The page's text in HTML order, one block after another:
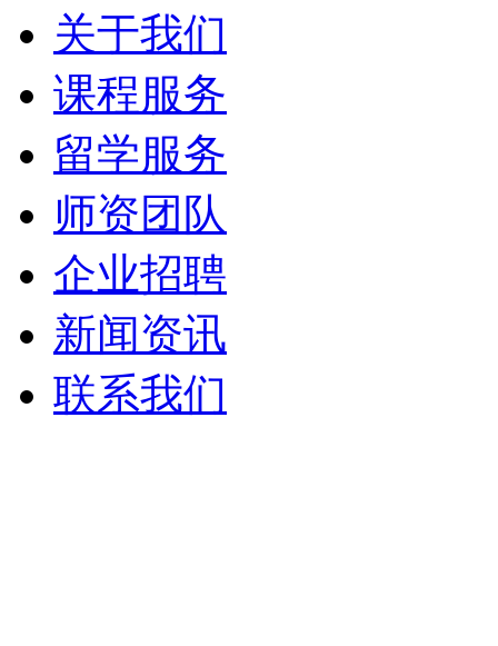
关于我们
课程服务
留学服务
师资团队
企业招聘
新闻资讯
联系我们